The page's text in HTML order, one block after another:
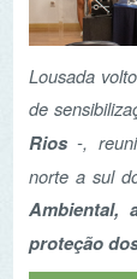
Ambiental,
proteção dos
Ler mais...
A
Rios